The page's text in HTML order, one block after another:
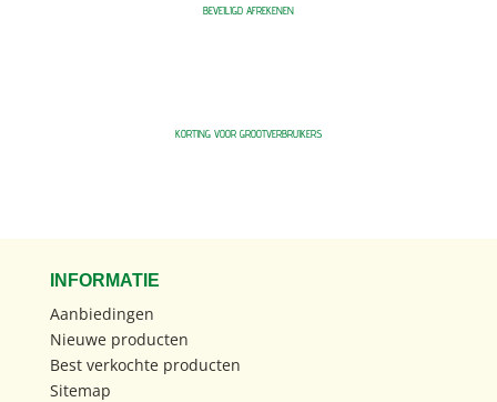
BEVEILIGD AFREKENEN
KORTING VOOR GROOTVERBRUIKERS
INFORMATIE
Aanbiedingen
Nieuwe producten
Best verkochte producten
Sitemap